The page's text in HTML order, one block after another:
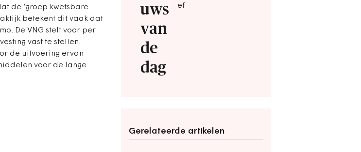
uws
van
de
dag
ef
Gerelateerde artikelen
de ‘groep kwetsbare
betekent dit vaak dat
De VNG stelt voor per
vast te stellen.
de uitvoering ervan
voor de lange